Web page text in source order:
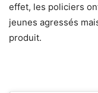
effet, les policiers
jeunes agressés
produit.